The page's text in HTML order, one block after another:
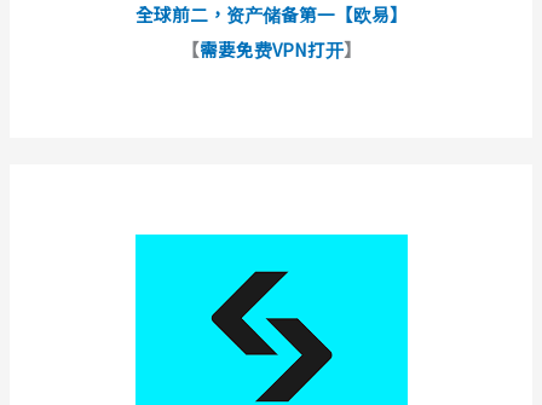
全球前二，资产储备第一【欧易】
【需要免费VPN打开】